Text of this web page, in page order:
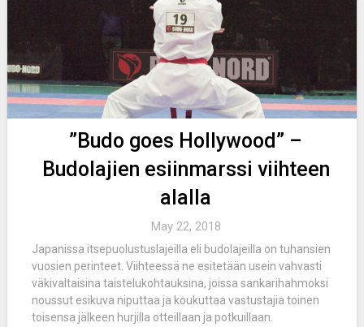
”Budo goes Hollywood” –
Budolajien esiinmarssi viihteen
alalla
May 22, 2018
Japanissa itsepuolustuslajeilla eli budolajeilla on tuhansien
vuosien perinteet. Viihteessä ne esitetään usein vahvasti
väkivaltaisina taistelukohtauksina, joissa sankarihahmoksi
noussut esikuva niputtaa ja koukuttaa vastustajia toinen
toisensa jälkeen hurjilla otteillaan ja potkuillaan.